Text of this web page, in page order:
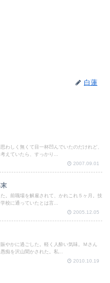
白蓮
わしく無くて目一杯凹んでいたのだけれど、
えていたら、すっかり...
2007.09.01
。前職場を解雇されて、かれこれ５ヶ月。技
校に通っていたとは言...
2005.12.05
やかに過ごした。軽く人酔い気味。Ｍさん
痴を沢山聞かされた。私...
2010.10.19